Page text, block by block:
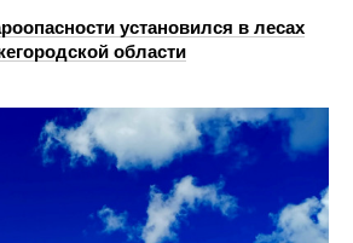
установился в лесах
области